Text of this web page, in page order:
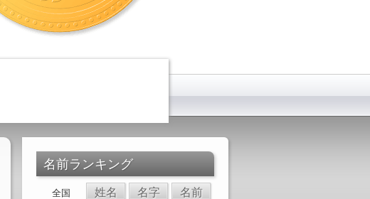
名前ランキング
全国 姓名 名字 名前